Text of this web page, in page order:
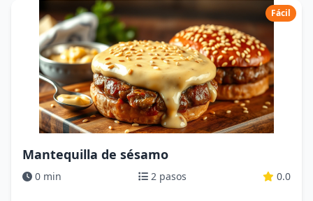
Fácil
Mantequilla de sésamo
0 min 2 pasos 0.0